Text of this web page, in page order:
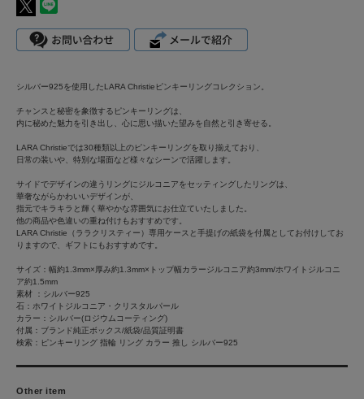
シルバー925を使用したLARA Christieピンキーリングコレクション。
チャンスと秘密を象徴するピンキーリングは、
内に秘めた魅力を引き出し、心に思い描いた望みを自然と引き寄せる。
LARA Christieでは30種類以上のピンキーリングを取り揃えており、
日常の装いや、特別な場面など様々なシーンで活躍します。
サイドでデザインの違うリングにジルコニアをセッティングしたリングは、
華奢ながらかわいいデザインが、
指元でキラキラと輝く華やかな雰囲気にお仕立ていたしました。
他の商品や色違いの重ね付けもおすすめです。
LARA Christie（ララクリスティー）専用ケースと手提げの紙袋を付属としてお付けしてお
りますので、ギフトにもおすすめです。
サイズ：幅約1.3mm×厚み約1.3mm×トップ幅カラージルコニア約3mm/ホワイトジルコニ
ア約1.5mm
素材 ：シルバー925
石：ホワイトジルコニア・クリスタルパール
カラー：シルバー(ロジウムコーティング)
付属：ブランド純正ボックス/紙袋/品質証明書
検索：ピンキーリング 指輪 リング カラー 推し シルバー925
Other item